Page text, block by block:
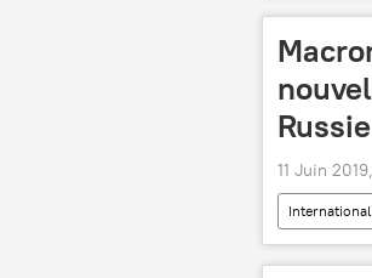
Russie
11 Juin
International
Russie